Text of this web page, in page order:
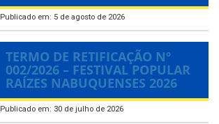
Publicado em: 5 de agosto de 2026
TERMO DE RETIFICAÇÃO Nº
002/2026 – FESTIVAL POPULAR
RAÍZES NABUQUENSES 2026
Publicado em: 30 de julho de 2026